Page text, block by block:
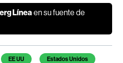
Líneaen su fuente de
EE UU Estados Unidos